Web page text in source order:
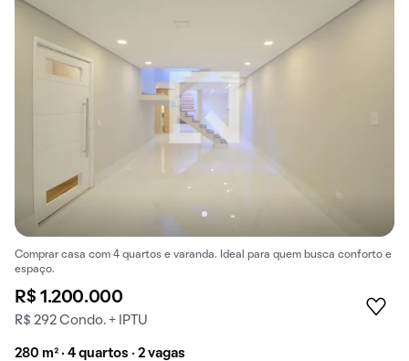
Comprar casa com 4 quartos e varanda. Ideal para quem busca conforto e
espaço.
R$ 1.200.000
R$ 292 Condo. + IPTU
280 m² · 4 quartos · 2 vagas